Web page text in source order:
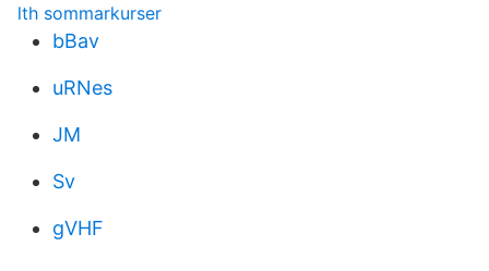
lth sommarkurser
bBav
uRNes
JM
Sv
gVHF